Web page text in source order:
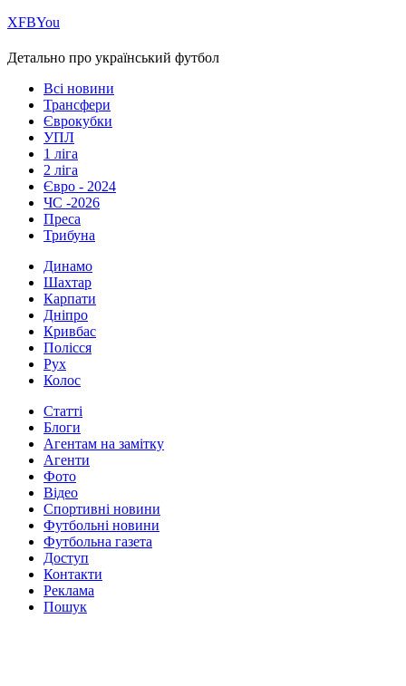
ХFBYou
Детально про український футбол
Всі новини
Трансфери
Єврокубки
УПЛ
1 ліга
2 ліга
Євро - 2024
ЧС -2026
Преса
Трибуна
Динамо
Шахтар
Карпати
Дніпро
Кривбас
Полісся
Рух
Колос
Статті
Блоги
Агентам на замітку
Агенти
Фото
Відео
Спортивні новини
Футбольні новини
Футбольна газета
Доступ
Контакти
Реклама
Пошук